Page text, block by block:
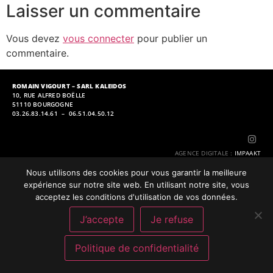
Laisser un commentaire
Vous devez vous connecter pour publier un
commentaire.
ROMAIN VIGOURT – SARL KALEIDOS
10, RUE ALFRED BOËLLE
51110 BOURGOGNE
03.26.83.14.61 – 06.51.04.50.12
AGENCE DIGITALE : IMPAAKT
Mentions Légales|Politique de confidentialité
Nous utilisons des cookies pour vous garantir la meilleure
expérience sur notre site web. En utilisant notre site, vous
acceptez les conditions d'utilisation de vos données.
J’accepte Je refuse
Politique de confidentialité